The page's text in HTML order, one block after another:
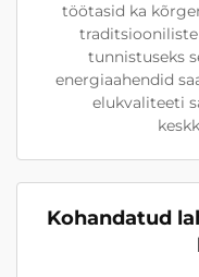
töötasid ka
tunnistuseks
energiaahendid
elukvaliteeti
Kohandatud